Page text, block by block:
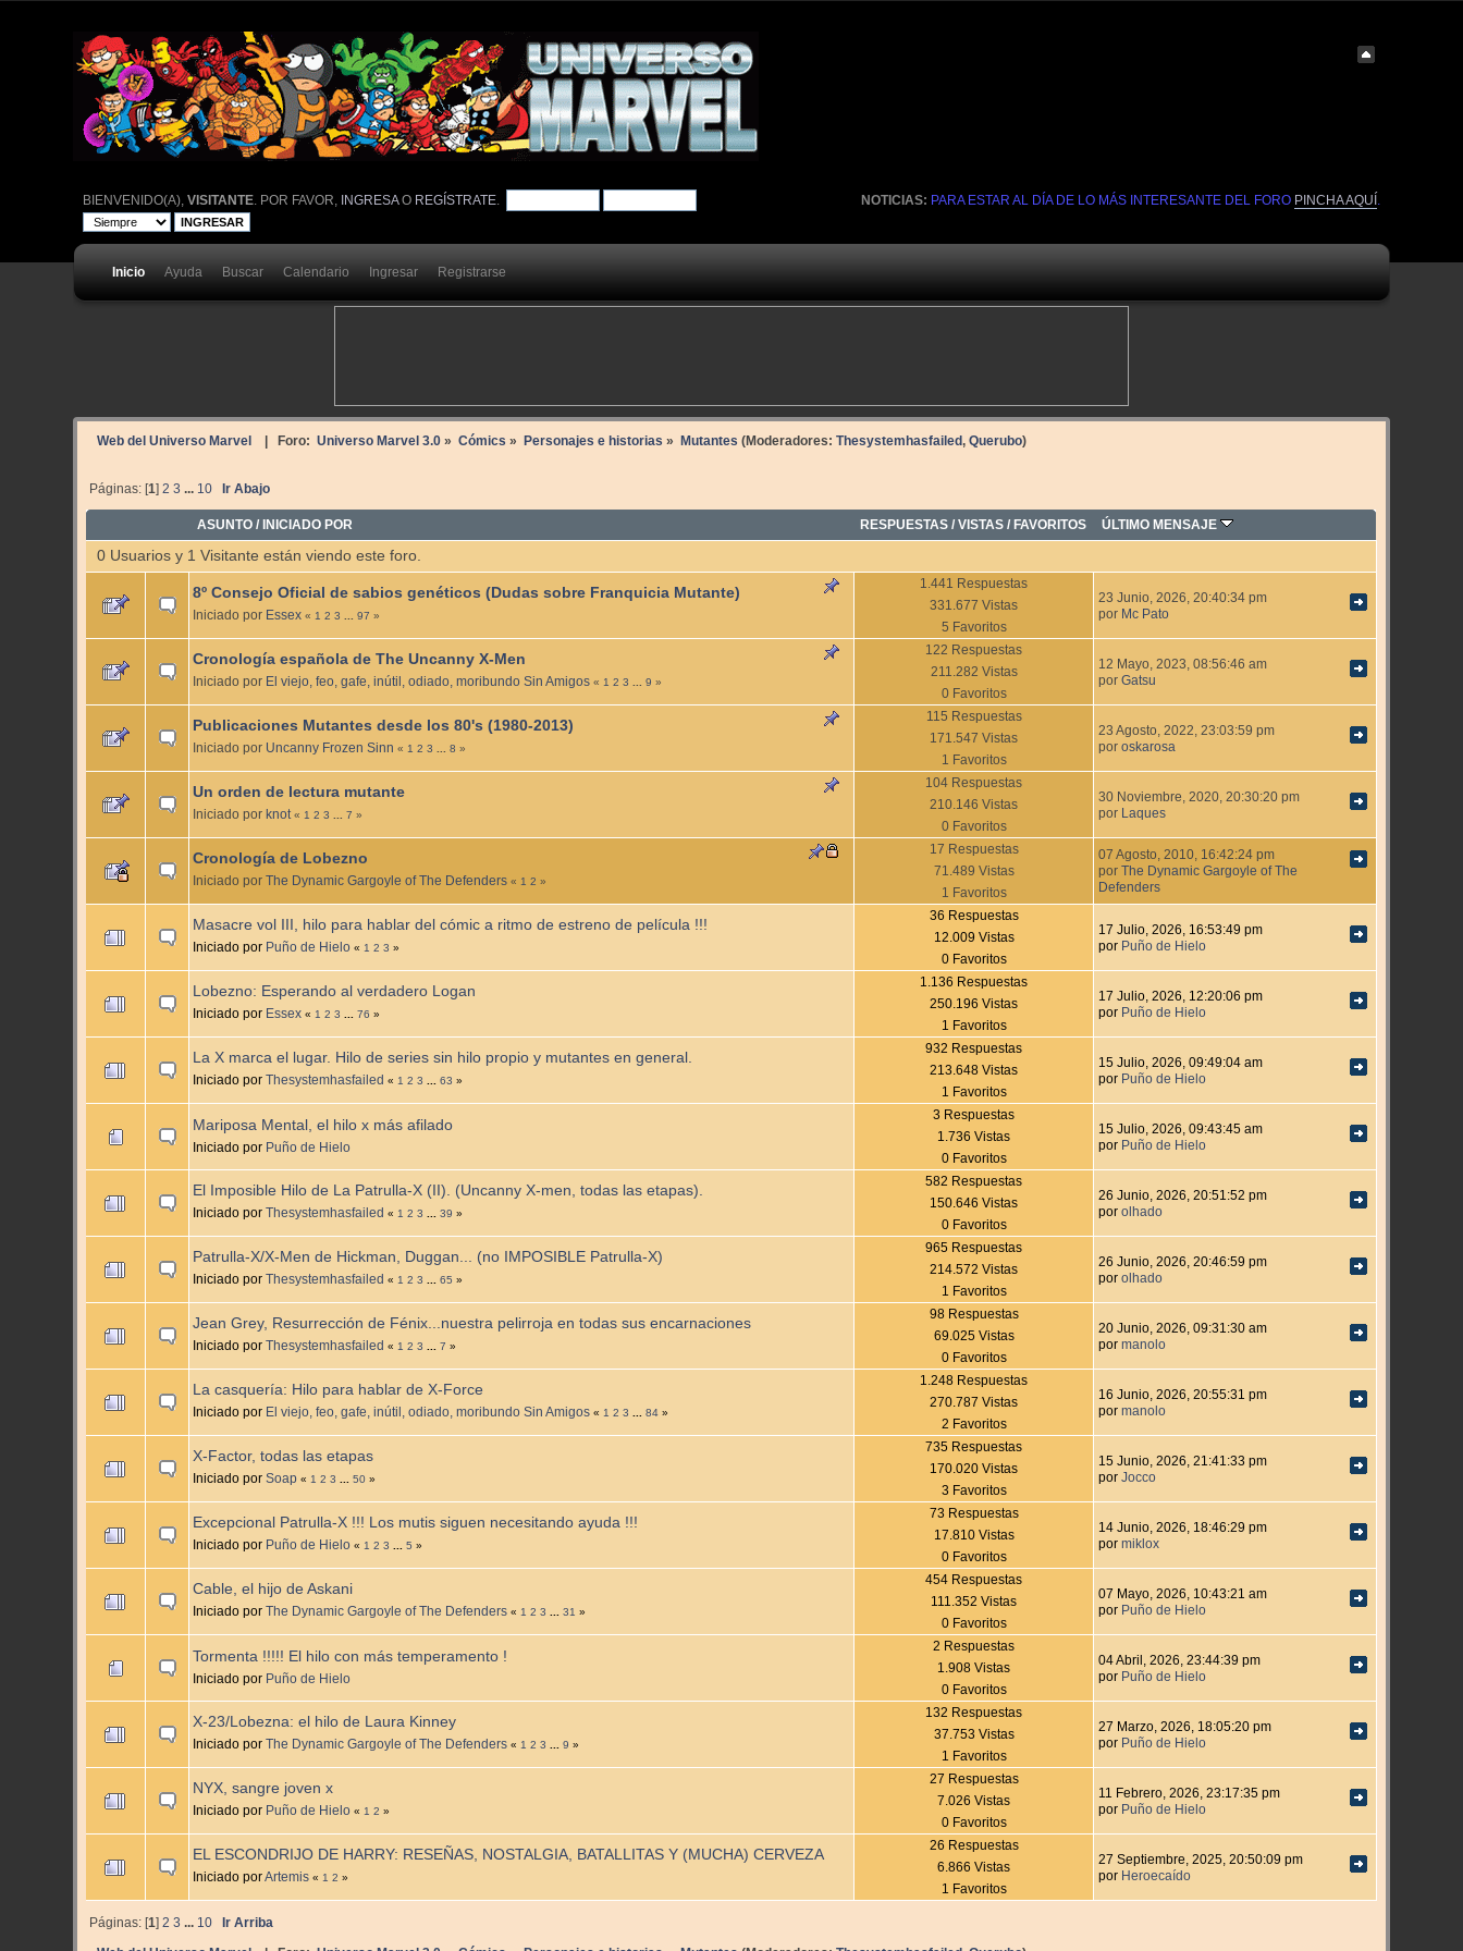
NOTICIAS: PARA ESTAR AL DÍA DE LO MÁS INTERESANTE DEL FORO PINCHA AQUÍ
BIENVENIDO(A), VISITANTE. POR FAVOR, INGRESAO REGÍSTRATE.
Inicio Ayuda Buscar Calendario Ingresar Registrarse
Web del Universo Marvel | Foro: Universo Marvel 3.0» Cómics » Personajes e historias » Mutantes (Moderadores: Thesystemhasfailed, Querubo)
Páginas: [1] 2 3 ... 10 Ir Abajo
ASUNTO /INICIADO POR RESPUESTAS /VISTAS /FAVORITOS ÚLTIMO MENSAJE
0 Usuarios y 1 Visitante están viendo este foro.
8º Consejo Oficial de sabios genéticos (Dudas sobre Franquicia Mutante)
Iniciado por Essex « 1 2 3 ...97 »
1.441 Respuestas
331.677 Vistas
5 Favoritos
23 Junio, 2026, 20:40:34 pm
por Mc Pato
Cronología española de The Uncanny X-Men
Iniciado por El viejo, feo, gafe, inútil, odiado, moribundo Sin Amigos « 1 2 3 ...9 »
122 Respuestas
211.282 Vistas
0 Favoritos
12 Mayo, 2023, 08:56:46 am
porGatsu
Publicaciones Mutantes desde los 80's (1980-2013)
Iniciado por Uncanny Frozen Sinn « 1 2 3 ...8 »
115 Respuestas
171.547 Vistas
1 Favoritos
23 Agosto, 2022, 23:03:59 pm
poroskarosa
Un orden de lectura mutante
Iniciado porknot « 1 2 3 ...7 »
104 Respuestas
210.146 Vistas
0 Favoritos
30 Noviembre, 2020, 20:30:20 pm
por Laques
Cronología de Lobezno
Iniciado porThe Dynamic Gargoyle of The Defenders « 1 2 »
17 Respuestas
71.489 Vistas
1 Favoritos
07 Agosto, 2010, 16:42:24 pm
porThe Dynamic Gargoyle of The
Defenders
Masacre vol III, hilo para hablar del cómic a ritmo de estreno de película !!!
Iniciado por Puño de Hielo « 1 2 3 »
36 Respuestas
12.009 Vistas
0 Favoritos
17 Julio, 2026, 16:53:49 pm
por Puño de Hielo
Lobezno: Esperando al verdadero Logan
Iniciado por Essex « 1 2 3 ...76 »
1.136 Respuestas
250.196 Vistas
1 Favoritos
17 Julio, 2026, 12:20:06 pm
por Puño de Hielo
La X marca el lugar. Hilo de series sin hilo propio y mutantes en general.
Iniciado porThesystemhasfailed « 1 2 3 ...63 »
932 Respuestas
213.648 Vistas
1 Favoritos
15 Julio, 2026, 09:49:04 am
por Puño de Hielo
Mariposa Mental, el hilo x más afilado
Iniciado por Puño de Hielo
3 Respuestas
1.736 Vistas
0 Favoritos
15 Julio, 2026, 09:43:45 am
por Puño de Hielo
El Imposible Hilo de La Patrulla-X (II). (Uncanny X-men, todas las etapas).
Iniciado porThesystemhasfailed « 1 2 3 ...39 »
582 Respuestas
150.646 Vistas
0 Favoritos
26 Junio, 2026, 20:51:52 pm
porolhado
Patrulla-X/X-Men de Hickman, Duggan... (no IMPOSIBLE Patrulla-X)
Iniciado porThesystemhasfailed « 1 2 3 ...65 »
965 Respuestas
214.572 Vistas
1 Favoritos
26 Junio, 2026, 20:46:59 pm
porolhado
Jean Grey, Resurrección de Fénix...nuestra pelirroja en todas sus encarnaciones
Iniciado porThesystemhasfailed « 1 2 3 ...7 »
98 Respuestas
69.025 Vistas
0 Favoritos
20 Junio, 2026, 09:31:30 am
pormanolo
La casquería: Hilo para hablar de X-Force
Iniciado por El viejo, feo, gafe, inútil, odiado, moribundo Sin Amigos « 1 2 3 ...84 »
1.248 Respuestas
270.787 Vistas
2 Favoritos
16 Junio, 2026, 20:55:31 pm
pormanolo
X-Factor, todas las etapas
Iniciado porSoap « 1 2 3 ...50 »
735 Respuestas
170.020 Vistas
3 Favoritos
15 Junio, 2026, 21:41:33 pm
porJocco
Excepcional Patrulla-X !!! Los mutis siguen necesitando ayuda !!!
Iniciado por Puño de Hielo « 1 2 3 ...5 »
73 Respuestas
17.810 Vistas
0 Favoritos
14 Junio, 2026, 18:46:29 pm
pormiklox
Cable, el hijo de Askani
Iniciado porThe Dynamic Gargoyle of The Defenders « 1 2 3 ...31 »
454 Respuestas
111.352 Vistas
0 Favoritos
07 Mayo, 2026, 10:43:21 am
por Puño de Hielo
Tormenta !!!!! El hilo con más temperamento !
Iniciado por Puño de Hielo
2 Respuestas
1.908 Vistas
0 Favoritos
04 Abril, 2026, 23:44:39 pm
por Puño de Hielo
X-23/Lobezna: el hilo de Laura Kinney
Iniciado porThe Dynamic Gargoyle of The Defenders « 1 2 3 ...9 »
132 Respuestas
37.753 Vistas
1 Favoritos
27 Marzo, 2026, 18:05:20 pm
por Puño de Hielo
NYX, sangre joven x
Iniciado por Puño de Hielo « 1 2 »
27 Respuestas
7.026 Vistas
0 Favoritos
11 Febrero, 2026, 23:17:35 pm
por Puño de Hielo
EL ESCONDRIJO DE HARRY: RESEÑAS, NOSTALGIA, BATALLITAS Y (MUCHA) CERVEZA
Iniciado porArtemis « 1 2 »
26 Respuestas
6.866 Vistas
1 Favoritos
27 Septiembre, 2025, 20:50:09 pm
por Heroecaído
Páginas: [1] 2 3 ... 10 Ir Arriba